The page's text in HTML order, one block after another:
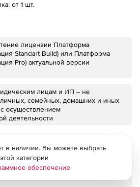
от 1 шт.
лицензии Платформа
Standart Build) или Платформа
Pro) актуальной версии
лицам и ИП – не
семейных, домашних и иных
осуществлением
деятельности
в наличии. Вы можете выбрать
категории
обеспечение